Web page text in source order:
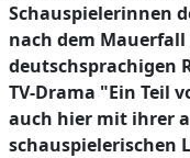
Schauspielerinnen
nach dem
deutschsprachigen
TV-Drama "Ein Teil
auch hier mit ihrer
schauspielerischen